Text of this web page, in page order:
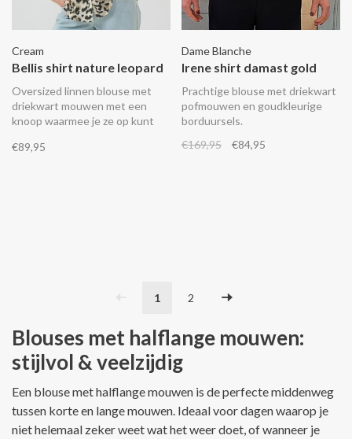
Cream
Bellis shirt nature leopard
Oversized linnen blouse met
driekwart mouwen met een
knoop waarmee je ze op kunt
€89,95
Dame Blanche
Irene shirt damast gold
Prachtige blouse met driekwart
pofmouwen en goudkleurige
borduursels.
€169,95
€84,95
1 2
Blouses met halflange mouwen:
stijlvol & veelzijdig
Een blouse met halflange mouwen is de perfecte middenweg
tussen korte en lange mouwen. Ideaal voor dagen waarop je
niet helemaal zeker weet wat het weer doet, of wanneer je